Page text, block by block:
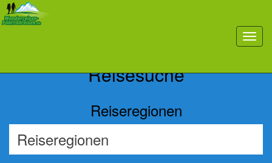
toggle
Reisesuche
Reiseregionen